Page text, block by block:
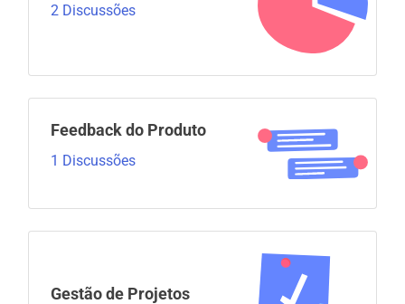
2 Discussões
Feedback do Produto
1 Discussões
Gestão de Projetos